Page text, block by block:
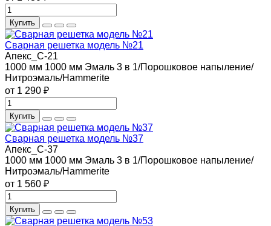
Купить
Сварная решетка модель №21
Апекс_С-21
1000 мм 1000 мм Эмаль 3 в 1/Порошковое напыление/
Нитроэмаль/Hammerite
от 1 290 ₽
Купить
Сварная решетка модель №37
Апекс_С-37
1000 мм 1000 мм Эмаль 3 в 1/Порошковое напыление/
Нитроэмаль/Hammerite
от 1 560 ₽
Купить